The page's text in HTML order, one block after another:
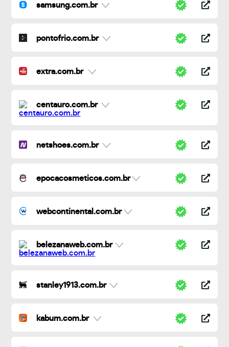
samsung.com.br
pontofrio.com.br
extra.com.br
centauro.com.br
netshoes.com.br
epocacosmeticos.com.br
webcontinental.com.br
belezanaweb.com.br
stanley1913.com.br
kabum.com.br